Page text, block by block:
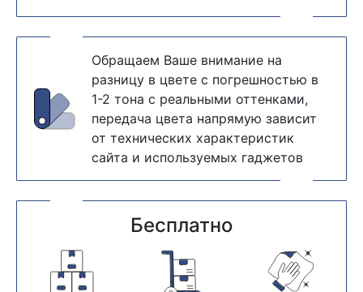
Обращаем Ваше внимание на
разницу в цвете с погрешностью в
1-2 тона с реальными оттенками,
передача цвета напрямую зависит
от технических характеристик
сайта и используемых гаджетов
Бесплатно